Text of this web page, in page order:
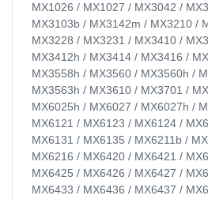
MX1026 / MX1027 / MX3042 /
MX3103b / MX3142m / MX3210 /
MX3228 / MX3231 / MX3410 /
MX3412h / MX3414 / MX3416 /
MX3558h / MX3560 / MX3560h /
MX3563h / MX3610 / MX3701 /
MX6025h / MX6027 / MX6027h /
MX6121 / MX6123 / MX6124 /
MX6131 / MX6135 / MX6211b /
MX6216 / MX6420 / MX6421 /
MX6425 / MX6426 / MX6427 /
MX6433 / MX6436 / MX6437 /